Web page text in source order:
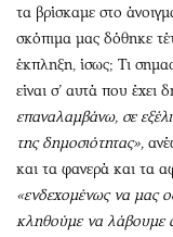
τα βρίσκαμε στο
σκόπιμα μας δόθηκε
έκπληξη, ίσως; Τι
είναι σ’ αυτά που έχει
επαναλαμβάνω, σε
της δημοσιότητας»,
και τα φανερά και τα
«ενδεχομένως να μας
κληθούμε να λάβουμε